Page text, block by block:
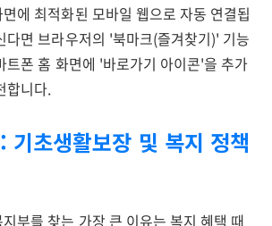
에 최적화된 모바일 웹으로 자동 연결됩
다면 브라우저의 '북마크(즐겨찾기)' 기능
트폰 홈 화면에 '바로가기 아이콘'을 추가
합니다.
기초생활보장 및 복지 정책
부를 찾는 가장 큰 이유는 복지 혜택 때